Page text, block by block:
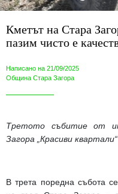
Кметът на Стара
пазим чисто е
Написано на 21/09/2025
Община Стара Загора
Третото събитие от
Загора „Красиви
В трета поредна събота